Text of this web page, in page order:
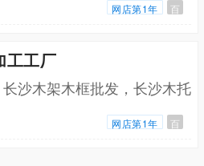
网店第1年 百
工工厂
沙木架木框批发，长沙木托
网店第1年 百